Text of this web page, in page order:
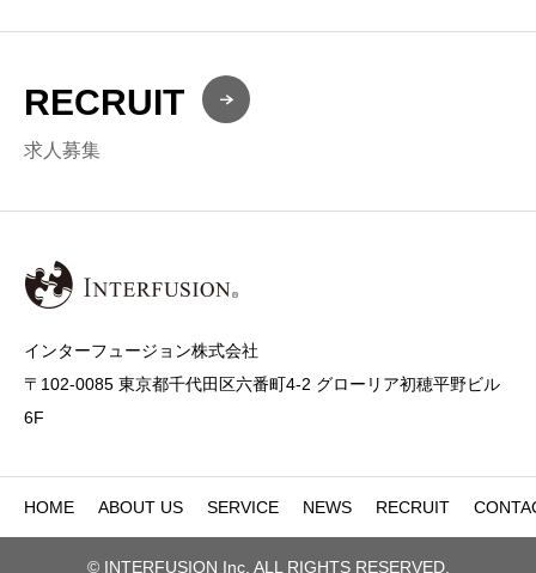
RECRUIT
求人募集
インターフュージョン株式会社
〒102-0085 東京都千代田区六番町4-2 グローリア初穂平野ビル
6F
HOME ABOUT US SERVICE NEWS RECRUIT
© INTERFUSION Inc. ALL RIGHTS RESERVED.